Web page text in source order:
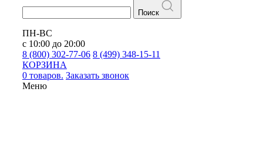
Поиск
ПН-ВС
с 10:00 до 20:00
8 (800) 302-77-06 8 (499) 348-15-11
КОРЗИНА
0 товаров. Заказать звонок
Меню